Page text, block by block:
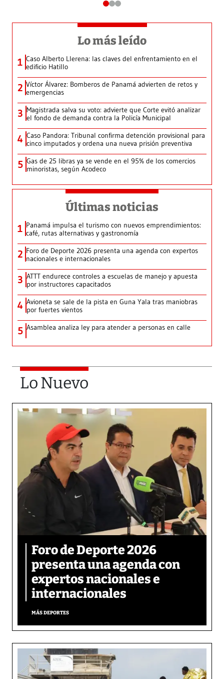
Lo más leído
1 Caso Alberto Llerena: las claves del enfrentamiento en el
edificio Hatillo
2 Víctor Álvarez: Bomberos de Panamá advierten de retos y
emergencias
3 Magistrada salva su voto: advierte que Corte evitó analizar
el fondo de demanda contra la Policía Municipal
4 Caso Pandora: Tribunal confirma detención provisional para
cinco imputados y ordena una nueva prisión preventiva
5 Gas de 25 libras ya se vende en el 95% de los comercios
minoristas, según Acodeco
Últimas noticias
1 Panamá impulsa el turismo con nuevos emprendimientos:
café, rutas alternativas y gastronomía
2 Foro de Deporte 2026 presenta una agenda con expertos
nacionales e internacionales
3 ATTT endurece controles a escuelas de manejo y apuesta
por instructores capacitados
4 Avioneta se sale de la pista en Guna Yala tras maniobras
por fuertes vientos
5 Asamblea analiza ley para atender a personas en calle
Lo Nuevo
Foro de Deporte 2026
presenta una agenda con
expertos nacionales e
internacionales
MÁS DEPORTES